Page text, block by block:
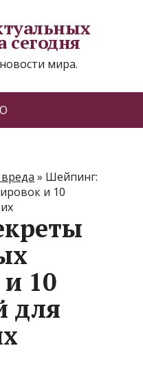
сегодня
мира.
» Шейпинг:
и 10
10
для